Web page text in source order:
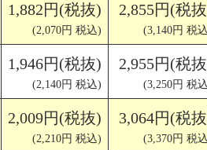
1,882円(税抜)
(2,070円 税込)
2,855円(税
(3,140円 税
1,946円(税抜)
(2,140円 税込)
2,955円(税
(3,250円 税
2,009円(税抜)
(2,210円 税込)
3,064円(税
(3,370円 税